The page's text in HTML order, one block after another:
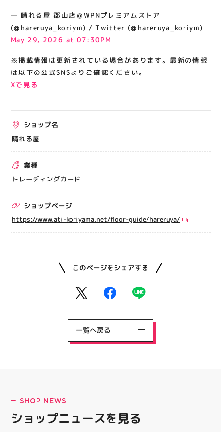
お問い合わせ
プライバシーポリシー
サイトポリシー
運営会社
テナント出店募集
催事出店募集
アティビジョンについて
— 晴れる屋 郡山店＠WPNプレミアムストア
(@hareruya_koriym) / Twitter (@hareruya_koriym)
May 29, 2026 at 07:30PM
※掲載情報は更新されている場合があります。最新の情報
は以下の公式SNSよりご確認ください。
Xで見る
ショップ名
晴れる屋
業種
トレーディングカード
ショップページ
https://www.ati-koriyama.net/floor-guide/hareruya/
このページをシェアする
一覧へ戻る
SHOP NEWS
ショップニュースを見る